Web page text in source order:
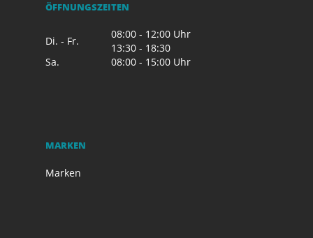
ÖFFNUNGSZEITEN
Di. - Fr.
08:00 - 12:00 Uhr
13:30 - 18:30
Sa.
08:00 - 15:00 Uhr
MARKEN
Marken